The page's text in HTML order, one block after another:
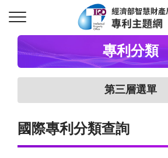
專利分類
第三層選單
國際專利分類查詢